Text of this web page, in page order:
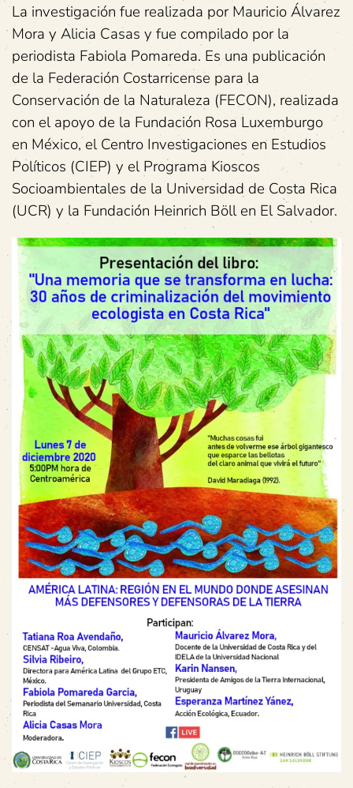
La investigación fue realizada por Mauricio Álvarez
Mora y Alicia Casas y fue compilado por la
periodista Fabiola Pomareda. Es una publicación
de la Federación Costarricense para la
Conservación de la Naturaleza (FECON), realizada
con el apoyo de la Fundación Rosa Luxemburgo
en México, el Centro Investigaciones en Estudios
Políticos (CIEP) y el Programa Kioscos
Socioambientales de la Universidad de Costa Rica
(UCR) y la Fundación Heinrich Böll en El Salvador.